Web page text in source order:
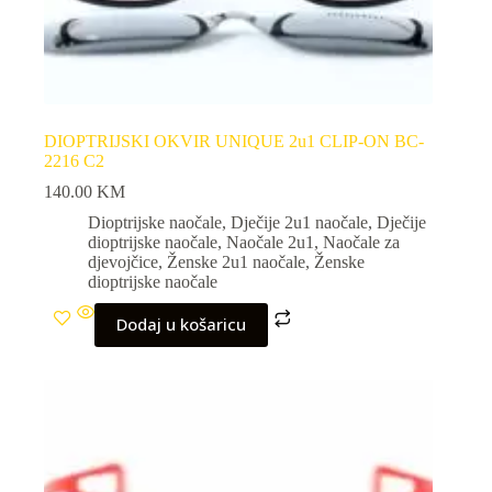
DIOPTRIJSKI OKVIR UNIQUE 2u1 CLIP-ON BC-
2216 C2
140.00 KM
Dioptrijske naočale, Dječije 2u1 naočale, Dječije
dioptrijske naočale, Naočale 2u1 , Naočale za
djevojčice, Ženske 2u1 naočale, Ženske
dioptrijske naočale
Dodaj u košaricu